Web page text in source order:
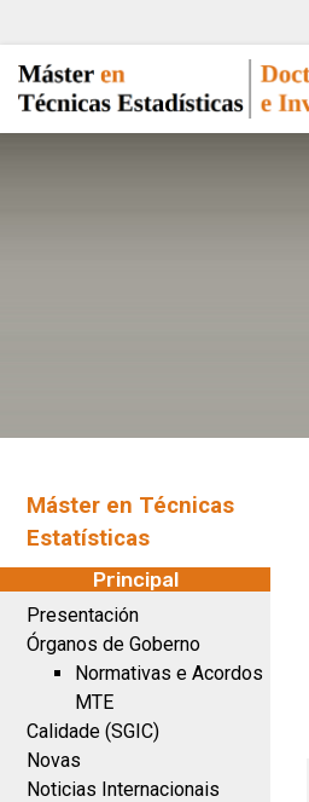
Máster en Técnicas
Estatísticas
Principal
Presentación
Órganos de Goberno
Normativas e Acordos
MTE
Calidade (SGIC)
Novas
Noticias Internacionais